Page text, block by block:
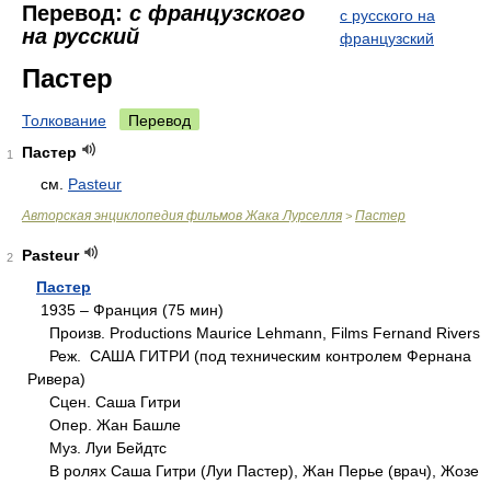
Перевод: с французского
на русский
с русского на
французский
Пастер
Толкование Перевод
1
Пастер
см. Pasteur
Авторская энциклопедия фильмов Жака Лурселля > Пастер
2
Pasteur
Пастер
1935 – Франция (75 мин)
Произв. Productions Maurice Lehmann, Films Fernand Rivers
Реж. САША ГИТРИ (под техническим контролем Фернана
Ривера)
Сцен. Саша Гитри
Опер. Жан Башле
Муз. Луи Бейдтс
В ролях Саша Гитри (Луи Пастер), Жан Перье (врач), Жозе